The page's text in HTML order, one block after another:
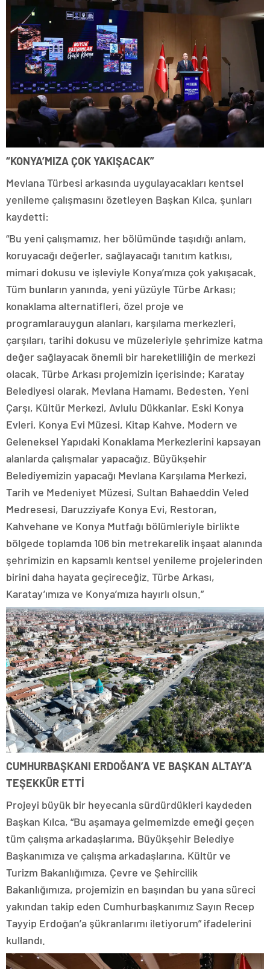
“KONYA’MIZA ÇOK YAKIŞACAK”
Mevlana Türbesi arkasında uygulayacakları kentsel
yenileme çalışmasını özetleyen Başkan Kılca, şunları
kaydetti:
“Bu yeni çalışmamız, her bölümünde taşıdığı anlam,
koruyacağı değerler, sağlayacağı tanıtım katkısı,
mimari dokusu ve işleviyle Konya’mıza çok yakışacak.
Tüm bunların yanında, yeni yüzüyle Türbe Arkası;
konaklama alternatifleri, özel proje ve
programlarauygun alanları, karşılama merkezleri,
çarşıları, tarihi dokusu ve müzeleriyle şehrimize katma
değer sağlayacak önemli bir hareketliliğin de merkezi
olacak. Türbe Arkası projemizin içerisinde; Karatay
Belediyesi olarak, Mevlana Hamamı, Bedesten, Yeni
Çarşı, Kültür Merkezi, Avlulu Dükkanlar, Eski Konya
Evleri, Konya Evi Müzesi, Kitap Kahve, Modern ve
Geleneksel Yapıdaki Konaklama Merkezlerini kapsayan
alanlarda çalışmalar yapacağız. Büyükşehir
Belediyemizin yapacağı Mevlana Karşılama Merkezi,
Tarih ve Medeniyet Müzesi, Sultan Bahaeddin Veled
Medresesi, Daruzziyafe Konya Evi, Restoran,
Kahvehane ve Konya Mutfağı bölümleriyle birlikte
bölgede toplamda 106 bin metrekarelik inşaat alanında
şehrimizin en kapsamlı kentsel yenileme projelerinden
birini daha hayata geçireceğiz. Türbe Arkası,
Karatay’ımıza ve Konya’mıza hayırlı olsun.”
CUMHURBAŞKANI ERDOĞAN’A VE BAŞKAN ALTAY’A
TEŞEKKÜR ETTİ
Projeyi büyük bir heyecanla sürdürdükleri kaydeden
Başkan Kılca, “Bu aşamaya gelmemizde emeği geçen
tüm çalışma arkadaşlarıma, Büyükşehir Belediye
Başkanımıza ve çalışma arkadaşlarına, Kültür ve
Turizm Bakanlığımıza, Çevre ve Şehircilik
Bakanlığımıza, projemizin en başından bu yana süreci
yakından takip eden Cumhurbaşkanımız Sayın Recep
Tayyip Erdoğan’a şükranlarımı iletiyorum” ifadelerini
kullandı.